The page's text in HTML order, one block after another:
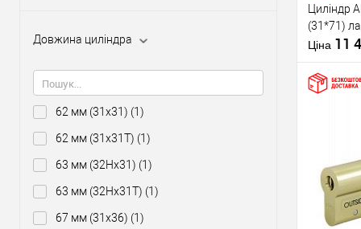
Довжина циліндра
62 мм (31x31) (1)
62 мм (31x31T) (1)
63 мм (32Hx31) (1)
63 мм (32Hx31T) (1)
67 мм (31x36) (1)
Модель
серцевини
Тип товару
Тип ключа
Циліндр
(31*71)
Ціна 11
У